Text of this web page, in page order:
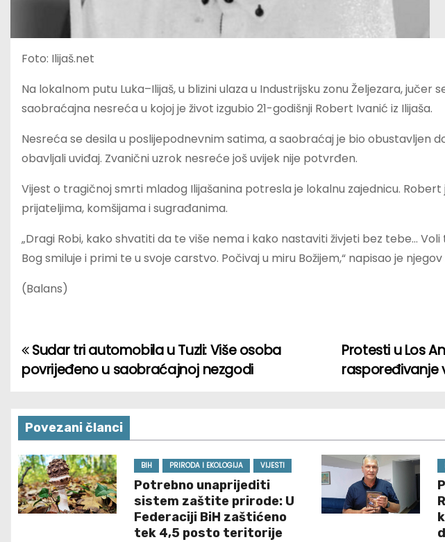
Foto: Ilijaš.net
Na lokalnom putu Luka–Ilijaš, u blizini ulaza u Industrijsku zonu Željezara, jučer
saobraćajna nesreća u kojoj je život izgubio 21-godišnji Robert Ivanić iz Ilijaša.
Nesreća se desila u poslijepodnevnim satima, a saobraćaj je bio obustavljen
obavljali uviđaj. Zvanični uzrok nesreće još uvijek nije potvrđen.
Vijest o tragičnoj smrti mladog Ilijašanina potresla je lokalnu zajednicu.
prijateljima, komšijama i sugrađanima.
„Dragi Robi, kako shvatiti da te više nema i kako nastaviti živjeti bez tebe…
Bog smiluje i primi te u svoje carstvo. Počivaj u miru Božijem,“ napisao je
(Balans)
P
o
s
t
n
a
Protesti u Los
raspoređivanje
Sudar tri automobila u Tuzli: Više osoba
povrijeđeno u saobraćajnoj nezgodi
Povezani članci
BIH PRIRODA I EKOLOGIJA VIJESTI
Potrebno unaprijediti
sistem zaštite prirode: U
Federaciji BiH zaštićeno
tek 4,5 posto teritorije